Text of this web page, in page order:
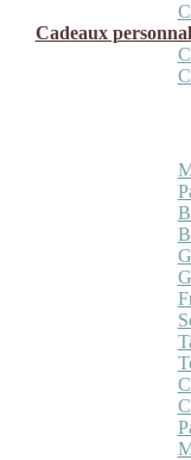
Cadeaux